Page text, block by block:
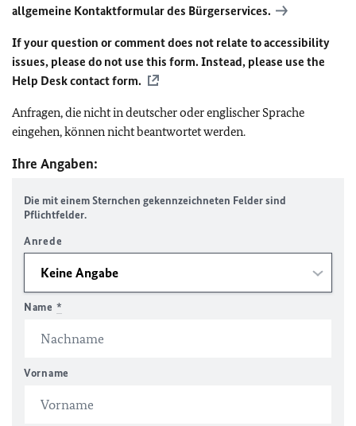
allgemeine Kontaktformular des Bürgerservices.
If your question or comment does not relate to accessibility
issues, please do not use this form. Instead, please use the
Help Desk contact form.
Anfragen, die nicht in deutscher oder englischer Sprache
eingehen, können nicht beantwortet werden.
Ihre Angaben:
Die mit einem Sternchen gekennzeichneten Felder sind
Pflichtfelder.
Anrede
Name *
Vorname